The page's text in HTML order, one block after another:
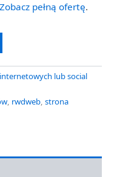
Zobacz pełną ofertę.
lub social
, rwdweb, strona